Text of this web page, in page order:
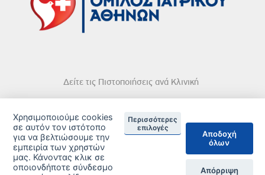
Δείτε τις Πιστοποιήσεις ανά Κλινική
© 2026 Copyright © Iatriko.gr | Powered by Aboutnet
Χρησιμοποιούμε cookies
σε αυτόν τον ιστότοπο
για να βελτιώσουμε την
εμπειρία των χρηστών
μας. Κάνοντας κλικ σε
οποιονδήποτε σύνδεσμο
Περισσότερες
επιλογές
Αποδοχή
όλων
Απόρριψη